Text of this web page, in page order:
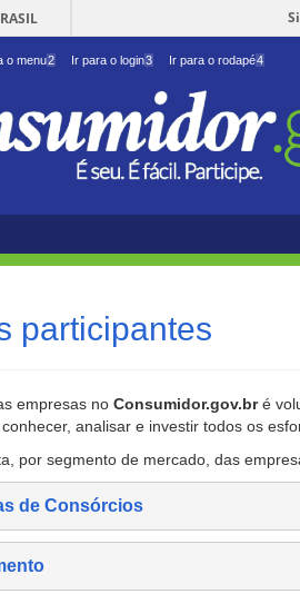
o menu2 Ir para o login3 Ir para o rodapé4
participantes
empresas no Consumidor.gov.bré
analisar e investir todos os
por segmento de mercado, das
de Consórcios